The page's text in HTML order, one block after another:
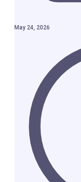
May 24, 2026